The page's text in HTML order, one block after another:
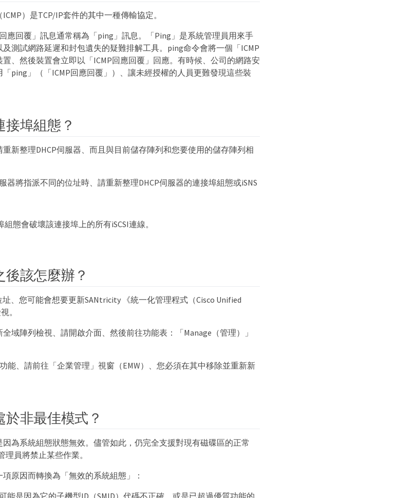
）是TCP/IP套件的其中一種傳輸協定。
回應回覆」訊息通常稱為「ping」訊息。「Ping」是系統管理員用來手
測試網路延遲和封包遺失的疑難排解工具。ping命令會將一個「ICMP
、然後裝置會立即以「ICMP回應回覆」回應。有時候、公司的網路安
ping」（「ICMP回應回覆」）、讓未經授權的人員更難發現這些裝
埠組態？
新整理DHCP伺服器、而且與目前儲存陣列和您要使用的儲存陣列相
器將指派不同的位址時、請重新整理DHCP伺服器的連接埠組態或iSNS
態會破壞該連接埠上的所有iSCSI連線。
該怎麼辦？
、您可能會想要更新SANtricity 《統一化管理程式（Cisco Unified
。
域陣列檢視、請開啟介面、然後前往功能表：「Manage（管理）」
能、請前往「企業管理」視窗（EMW）、您必須在其中移除並重新新
非最佳模式？
為系統組態狀態無效。儘管如此，仍完全支援對現有磁碟區的正常
理員將禁止某些作業。
原因而轉換為「無效的系統組態」：
能是因為它的子機型ID（SMID）代碼不正確、或是已超過優質功能的